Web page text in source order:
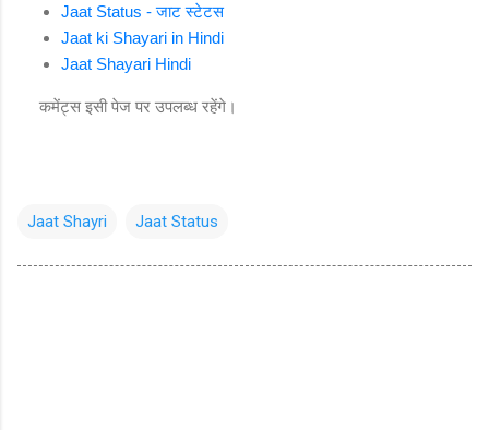
Jaat Status - जाट स्टेटस
Jaat ki Shayari in Hindi
Jaat Shayari Hindi
कमेंट्स इसी पेज पर उपलब्ध रहेंगे।
Jaat Shayri Jaat Status